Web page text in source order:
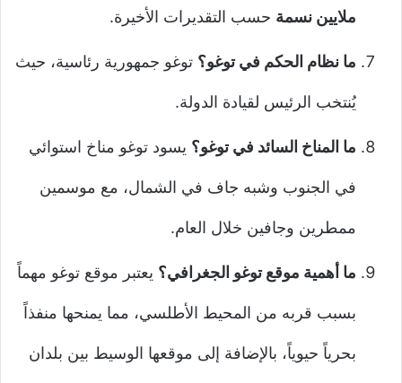
ملايين نسمة حسب التقديرات الأخيرة.
ما نظام الحكم في توغو؟ توغو جمهورية رئاسية، حيث
يُنتخب الرئيس لقيادة الدولة.
ما المناخ السائد في توغو؟ يسود توغو مناخ استوائي
في الجنوب وشبه جاف في الشمال، مع موسمين
ممطرين وجافين خلال العام.
ما أهمية موقع توغو الجغرافي؟ يعتبر موقع توغو مهماً
بسبب قربه من المحيط الأطلسي، مما يمنحها منفذاً
بحرياً حيوياً، بالإضافة إلى موقعها الوسيط بين بلدان